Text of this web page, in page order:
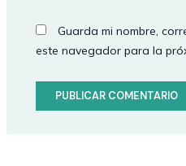
Guarda mi nombre,
este navegador para la